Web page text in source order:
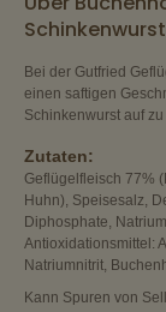
Bei der Gutfried
einen saftigen
Schinkenwurst auf
Zutaten:
Geflügelfleisch 77%
Huhn), Speisesalz,
Diphosphate,
Antioxidationsmittel:
Natriumnitrit,
Kann Spuren von